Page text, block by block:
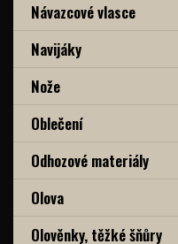
Návazcové vlasce
Navijáky
Nože
Oblečení
Odhozové materiály
Olova
Olověnky, těžké šňůry